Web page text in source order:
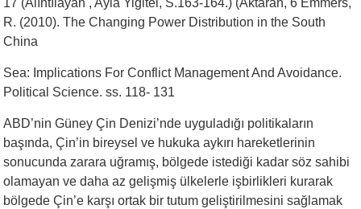
17 (Alıntılayan , Ayla Yiğitel, S.163-164.) (Aktaran, 6 Emmers,
R. (2010). The Changing Power Distribution in the South
China
Sea: Implications For Conflict Management And Avoidance.
Political Science. ss. 118- 131
ABD’nin Güney Çin Denizi’nde uyguladığı politikaların
başında, Çin’in bireysel ve hukuka aykırı hareketlerinin
sonucunda zarara uğramış, bölgede istediği kadar söz sahibi
olamayan ve daha az gelişmiş ülkelerle işbirlikleri kurarak
bölgede Çin’e karşı ortak bir tutum geliştirilmesini sağlamak